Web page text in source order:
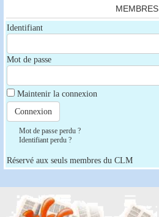
MEMBRES
Identifiant
Mot de passe
Maintenir la connexion
Mot de passe perdu ?
Identifiant perdu ?
Réservé aux seuls membres du CLM